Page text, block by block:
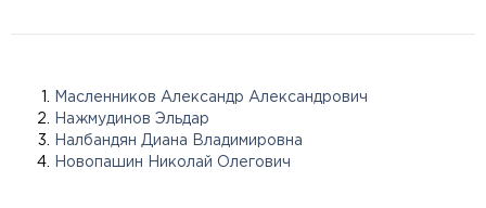
Масленников Александр Александрович
Нажмудинов Эльдар
Налбандян Диана Владимировна
Новопашин Николай Олегович